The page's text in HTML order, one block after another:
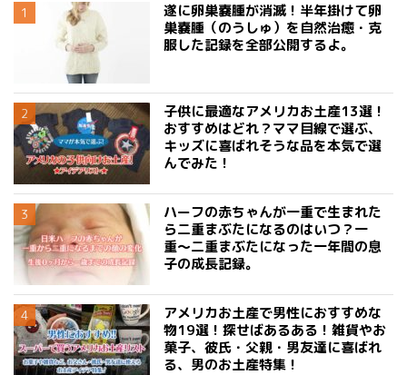
遂に卵巣嚢腫が消滅！半年掛けて卵
巣嚢腫（のうしゅ）を自然治癒・克
服した記録を全部公開するよ。
子供に最適なアメリカお土産13選！
おすすめはどれ？ママ目線で選ぶ、
キッズに喜ばれそうな品を本気で選
んでみた！
ハーフの赤ちゃんが一重で生まれた
ら二重まぶたになるのはいつ？一
重〜二重まぶたになった一年間の息
子の成長記録。
アメリカお土産で男性におすすめな
物19選！探せばあるある！雑貨やお
菓子、彼氏・父親・男友達に喜ばれ
る、男のお土産特集！